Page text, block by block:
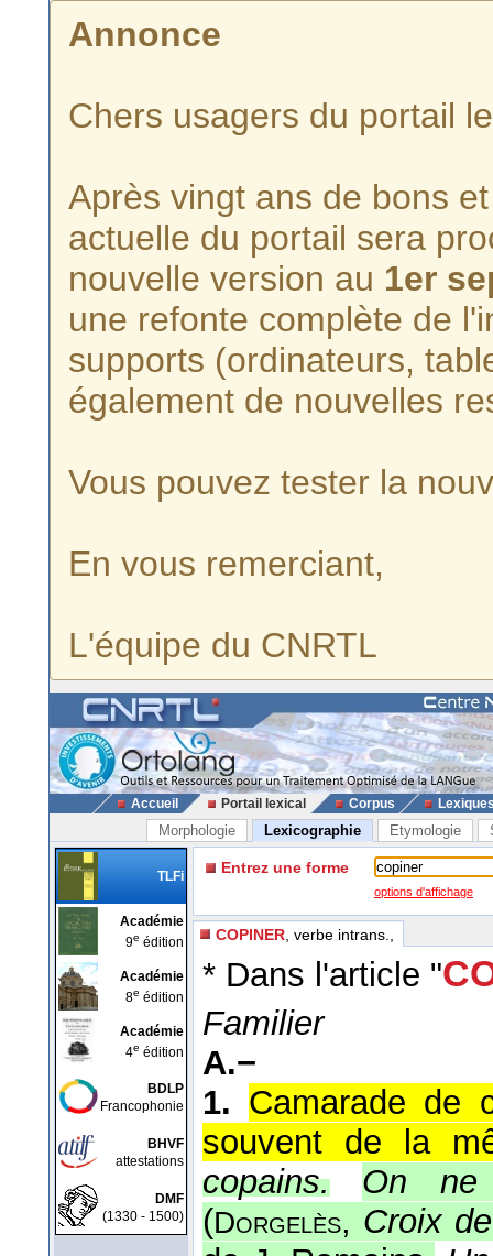
Annonce
Chers usagers du portail
Après vingt ans de bons
actuelle du portail sera
nouvelle version au 1er
une refonte complète de
supports (ordinateurs,
également de nouvelles
Vous pouvez tester la
En vous remerciant,
L'équipe du CNRTL
Accueil Portail lexical Corpus
Morphologie Lexicographie Etymologie
TLFi
Académie
9e édition
Académie
8e édition
Académie
4e édition
BDLP
Francophonie
BHVF
attestations
DMF
(1330 - 1500)
Entrez une forme
options d'affichage
COPINER , verbe intrans.,
* Dans l'article "
Familier
A.−
1. Camarade de
souvent de la
copains.
On ne
(Dorgelès, Croix